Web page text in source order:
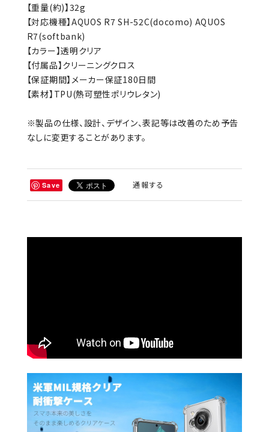
【重量(約)】32g
【対応機種】AQUOS R7 SH-52C(docomo) AQUOS
R7(softbank)
【カラー】透明クリア
【付属品】クリーニングクロス
【保証期間】メーカー保証180日間
【素材】TPU(熱可塑性ポリウレタン)
※製品の仕様、設計、デザイン、表記等は改善のため予告
なしに変更することがあります。
Save 通報する